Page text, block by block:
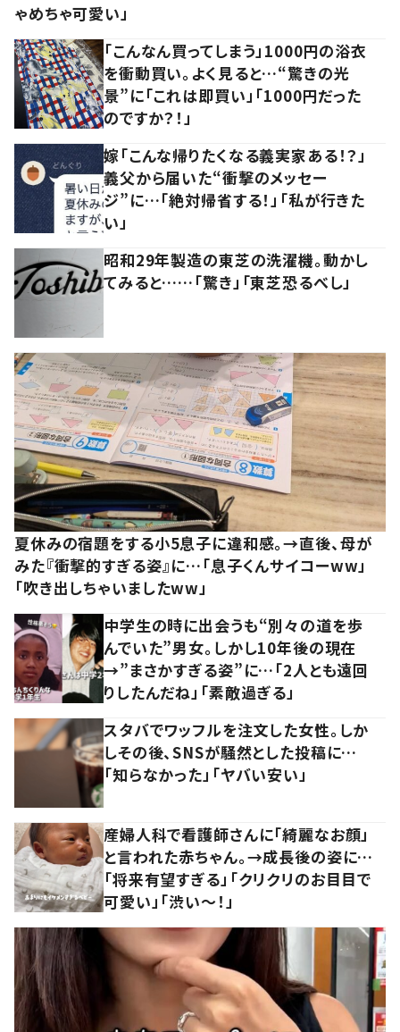
ゃめちゃ可愛い」
「こんなん買ってしまう」1000円の浴衣
を衝動買い。よく見ると…“驚きの光
景”に「これは即買い」「1000円だった
のですか？！」
嫁「こんな帰りたくなる義実家ある！？」
義父から届いた“衝撃のメッセー
ジ”に…「絶対帰省する！」「私が行きた
い」
昭和29年製造の東芝の洗濯機。動かし
てみると……「驚き」「東芝恐るべし」
夏休みの宿題をする小5息子に違和感。→直後、母が
みた『衝撃的すぎる姿』に…「息子くんサイコーww」
「吹き出しちゃいましたww」
中学生の時に出会うも“別々の道を歩
んでいた”男女。しかし10年後の現在
→”まさかすぎる姿”に…「2人とも遠回
りしたんだね」「素敵過ぎる」
スタバでワッフルを注文した女性。しか
しその後、SNSが騒然とした投稿に…
「知らなかった」「ヤバい安い」
産婦人科で看護師さんに「綺麗なお顔」
と言われた赤ちゃん。→成長後の姿に…
「将来有望すぎる」「クリクリのお目目で
可愛い」「渋い～！」